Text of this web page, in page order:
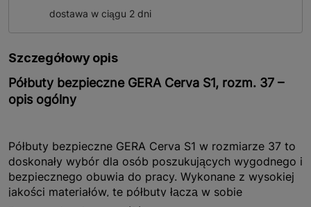
dostawa w ciągu 2 dni
Szczegółowy opis
Półbuty bezpieczne GERA Cerva S1, rozm. 37 –
opis ogólny
Półbuty bezpieczne GERA Cerva S1 w rozmiarze 37 to
doskonały wybór dla osób poszukujących wygodnego i
bezpiecznego obuwia do pracy. Wykonane z wysokiej
jakości materiałów, te półbuty łączą w sobie